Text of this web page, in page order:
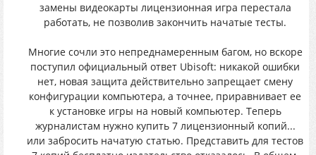
замены видеокарты лицензионная игра перестала
работать, не позволив закончить начатые тесты.
Многие сочли это непреднамеренным багом, но вскоре
поступил официальный ответ Ubisoft: никакой ошибки
нет, новая защита действительно запрещает смену
конфигурации компьютера, а точнее, приравнивает ее
к установке игры на новый компьютер. Теперь
журналистам нужно купить 7 лицензионный копий...
или забросить начатую статью. Представить для тестов